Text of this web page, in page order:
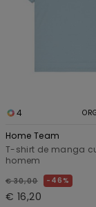
4
Home Team
T-shirt de manga
homem
€ 30,00 46%
€ 16,20